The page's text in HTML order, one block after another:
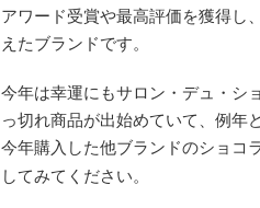
アワード受賞や最高評価を獲得し
えたブランドです。
今年は幸運にもサロン・デュ・シ
っ切れ商品が出始めていて、例年
今年購入した他ブランドのショコ
してみてください。